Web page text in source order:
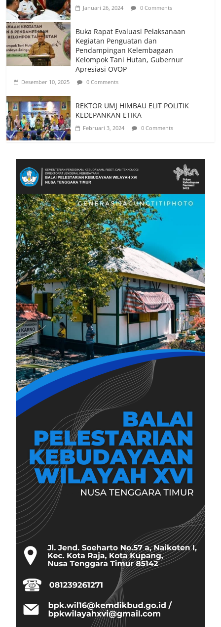
Januari 26, 2024 0 Comments
Buka Rapat Evaluasi Pelaksanaan
Kegiatan Penguatan dan
Pendampingan Kelembagaan
Kelompok Tani Hutan, Gubernur
Apresiasi OVOP
Desember 10, 2025 0 Comments
REKTOR UMJ HIMBAU ELIT POLITIK
KEDEPANKAN ETIKA
Februari 3, 2024 0 Comments